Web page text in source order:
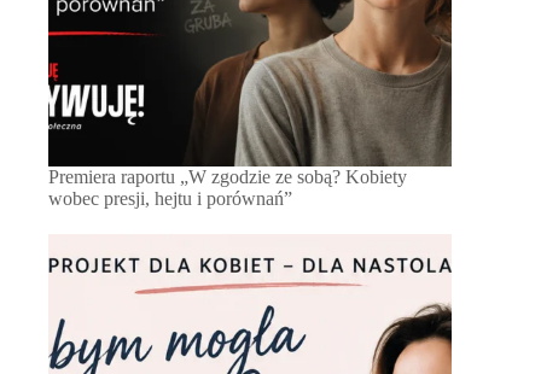
Premiera raportu „W zgodzie ze sobą? Kobiety
wobec presji, hejtu i porównań”